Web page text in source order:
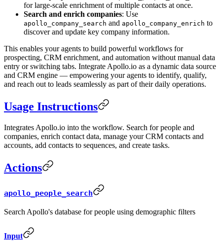
for large-scale enrichment of multiple contacts at once.
Search and enrich companies: Use
apollo_company_search and apollo_company_enrich to
discover and update key company information.
This enables your agents to build powerful workflows for
prospecting, CRM enrichment, and automation without manual data
entry or switching tabs. Integrate Apollo.io as a dynamic data source
and CRM engine — empowering your agents to identify, qualify,
and reach out to leads seamlessly as part of their daily operations.
Usage Instructions
Integrates Apollo.io into the workflow. Search for people and
companies, enrich contact data, manage your CRM contacts and
accounts, add contacts to sequences, and create tasks.
Actions
apollo_people_search
Search Apollo's database for people using demographic filters
Input